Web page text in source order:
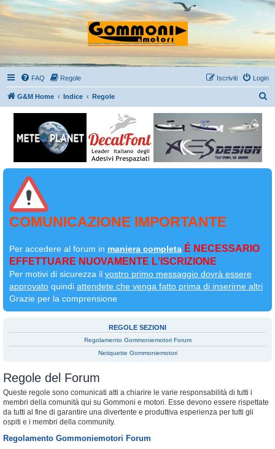
FAQ Regole Login
Iscriviti
G&M Home Indice Regole
COMUNICAZIONE IMPORTANTE
Per accedere al forum in maniera completa É NECESSARIO
EFFETTUARE NUOVAMENTE L'ISCRIZIONE
Per motivi di sicurezza il vostro primo messaggio dovrà essere
approvato quindi attendete che venga fatto prima di inserirne altri
Grazie per la comprensione
REGOLE SEZIONI
Regolamento Gommoniemotori Forum
Netiquette Gommoniemotori
Regole del Forum
Queste regole sono comunicati atti a chiarire le varie responsabilità di tutti i
membri della comunità qui su Gommoni e motori. Esse devono essere rispettate
da tutti al fine di garantire una divertente e produttiva esperienza per tutti gli
ospiti e i membri della community.
Regolamento Gommoniemotori Forum